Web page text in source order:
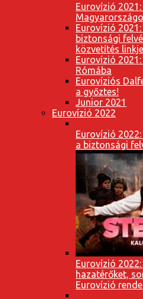
Eurovízió
Eurovízió
biztonsági
közvetítés
Eurovízió
Rómába
Eurovíziós
a győztes!
Junior 2021
Eurovízió 2022
Eurovízió
a biztonsági
Eurovízió
hazatérőket,
Eurovízió